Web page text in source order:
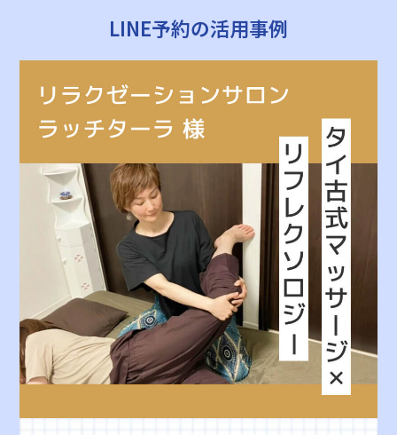
LINE予約の活用事例